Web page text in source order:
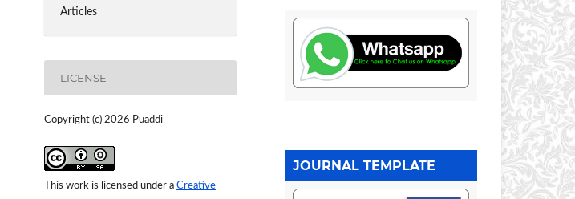
Articles
LICENSE
Copyright (c) 2026 Puaddi
This work is licensed under a Creative
JOURNAL TEMPLATE